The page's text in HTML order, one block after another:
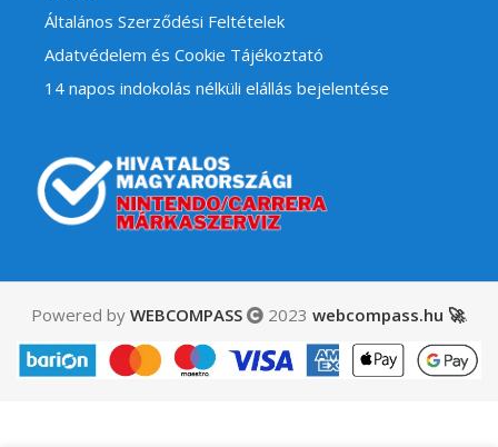
Általános Szerződési Feltételek
Adatvédelem és Cookie Tájékoztató
14 napos indokolás nélküli elállás bejelentése
Powered by WEBCOMPASS 2023 webcompass.hu 🚀.